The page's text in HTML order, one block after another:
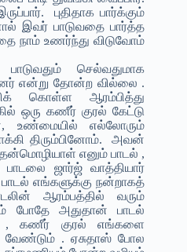
புதிதாக பார்க்கும்
இவர் பாடுவதை பார்த்த
நாம் உணர்ந்து விடுவோம்
செல்வதுமாக
என்று தோன்ற வில்லை .
கொள்ள ஆரம்பித்து
ஒரு கணீர் குரல் கேட்டு
உண்மையில் எல்லோரும்
திரும்பினோம். அவன்
எனும் பாடல் ,
ஜார்ஜ் வாத்தியார்
எங்களுக்கு நன்றாகத்
ஆரம்பத்தில் வரும்
போதே அதுதான் பாடல்
, கணீர் குரல் எங்களை
. ஏசுதாஸ் போல